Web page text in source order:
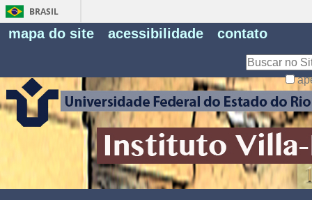
BRASIL
mapa do site acessibilidade contato